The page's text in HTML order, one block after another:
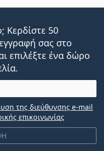
50
σας στο
επιλέξτε ένα δώρο
της διεύθυνσης e-mail
επικοινωνίας